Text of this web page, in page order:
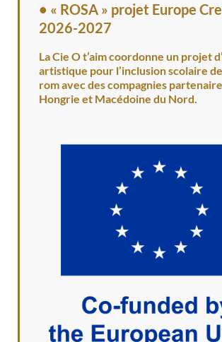
• « ROSA » projet Europe
2026-2027
La Cie O t’aim coordonne un projet
artistique pour l’inclusion scolaire
rom avec des compagnies
Hongrie et Macédoine du Nord.